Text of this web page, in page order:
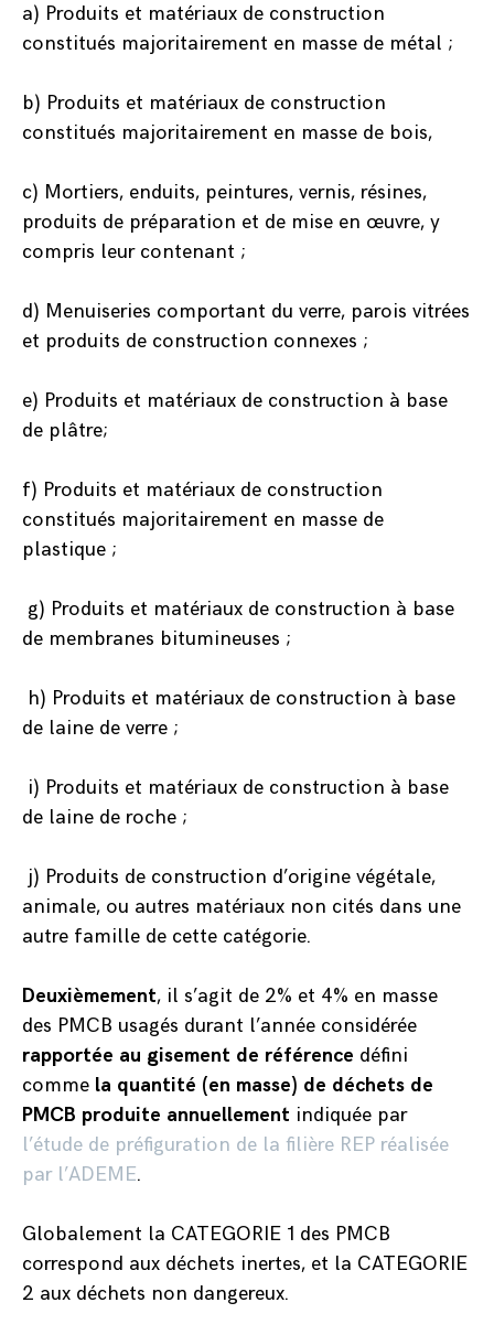
a) Produits et matériaux de construction
constitués majoritairement en masse de métal ;
b) Produits et matériaux de construction
constitués majoritairement en masse de bois,
c) Mortiers, enduits, peintures, vernis, résines,
produits de préparation et de mise en œuvre, y
compris leur contenant ;
d) Menuiseries comportant du verre, parois vitrées
et produits de construction connexes ;
e) Produits et matériaux de construction à base
de plâtre;
f) Produits et matériaux de construction
constitués majoritairement en masse de
plastique ;
g) Produits et matériaux de construction à base
de membranes bitumineuses ;
h) Produits et matériaux de construction à base
de laine de verre ;
i) Produits et matériaux de construction à base
de laine de roche ;
j) Produits de construction d’origine végétale,
animale, ou autres matériaux non cités dans une
autre famille de cette catégorie.
Deuxièmement, il s’agit de 2% et 4% en masse
des PMCB usagés durant l’année considérée
rapportée au gisement de référence défini
comme la quantité (en masse) de déchets de
PMCB produite annuellement indiquée par
l’étude de préfiguration de la filière REP réalisée
par l’ADEME.
Globalement la CATEGORIE 1 des PMCB
correspond aux déchets inertes, et la CATEGORIE
2 aux déchets non dangereux.